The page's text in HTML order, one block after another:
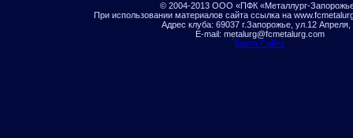
© 2004-2013 ООО «ПФК «Металлург-
При использовании материалов сайта ссылка на
Адрес клуба: 69037 г.Запорожье, ул.12 Апреля,
E-mail: metalurg@fcmetalurg.com
Карта Сайта